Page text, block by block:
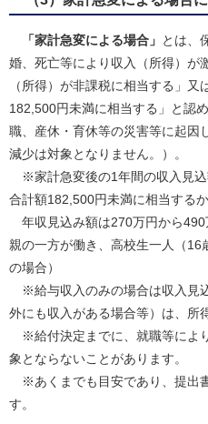
「家計急変による場合」 とは、
婚、死亡等により収入（所得）が
（所得）が非課税に相当する」
182,500円未満に相当する」と認
職、産休・育休等の災害等に起因
減少は対象となりません。）。​
※家計急変後の1年間の収入見込
合計額182,500円未満に相当するか
年収見込み額は270万円から
親の一方が働き、高校生一人（
の場合）
※給与収入のみの場合は収入見
外にも収入がある場合等）は、所
※給付決定までに、就職等によ
象とならないことがあります。
※あくまでも目安であり、提出
す。